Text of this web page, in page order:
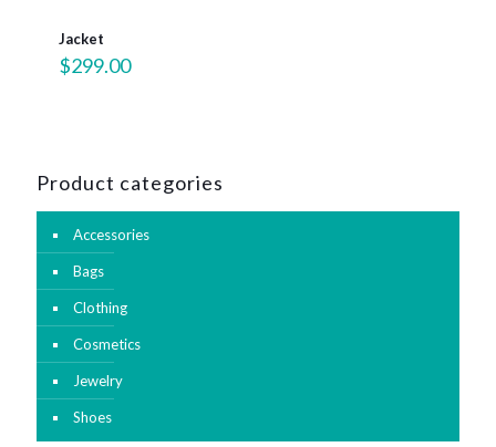
Jacket
$299.00
Product categories
Accessories
Bags
Clothing
Cosmetics
Jewelry
Shoes